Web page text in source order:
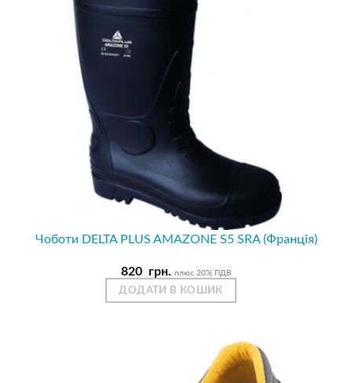
Чоботи DELTA PLUS AMAZONE S5 SRA (Франція)
820 грн. плюс 20% ПДВ
ДОДАТИ В КОШИК